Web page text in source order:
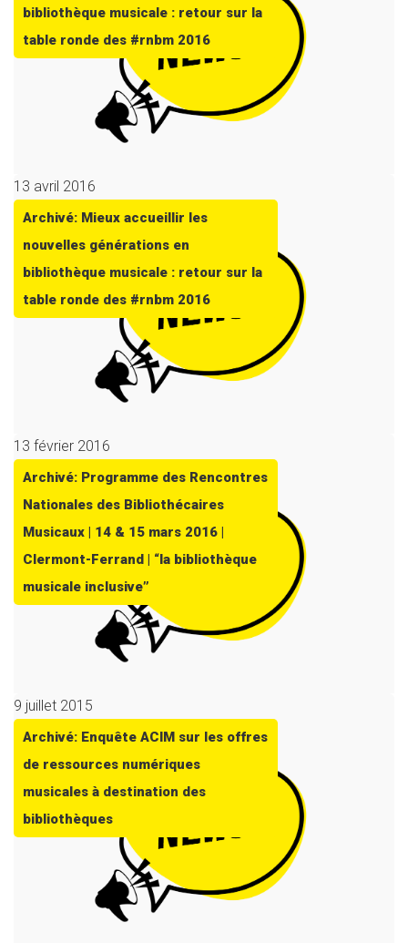
bibliothèque musicale : retour sur la
table ronde des #rnbm 2016
13 avril 2016
Archivé: Mieux accueillir les
nouvelles générations en
bibliothèque musicale : retour sur la
table ronde des #rnbm 2016
13 février 2016
Archivé: Programme des Rencontres
Nationales des Bibliothécaires
Musicaux | 14 & 15 mars 2016 |
Clermont-Ferrand | “la bibliothèque
musicale inclusive”
9 juillet 2015
Archivé: Enquête ACIM sur les offres
de ressources numériques
musicales à destination des
bibliothèques